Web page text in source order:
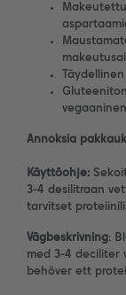
Annoksia
Käyttöohje:
3-4 desilitraan
tarvitset
Vägbeskrivning:
med 3-4 deciliter
behöver ett